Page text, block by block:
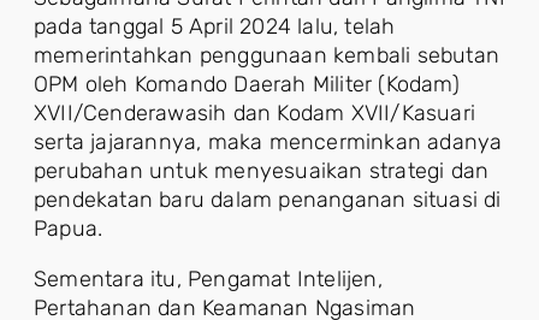
pada tanggal 5 April 2024 lalu, telah
memerintahkan penggunaan kembali sebutan
OPM oleh Komando Daerah Militer (Kodam)
XVII/Cenderawasih dan Kodam XVII/Kasuari
serta jajarannya, maka mencerminkan adanya
perubahan untuk menyesuaikan strategi dan
pendekatan baru dalam penanganan situasi di
Papua.
Sementara itu, Pengamat Intelijen,
Pertahanan dan Keamanan Ngasiman